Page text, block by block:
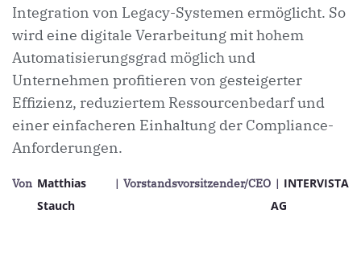
Integration von Legacy-Systemen ermöglicht. So
wird eine digitale Verarbeitung mit hohem
Automatisierungsgrad möglich und
Unternehmen profitieren von gesteigerter
Effizienz, reduziertem Ressourcenbedarf und
einer einfacheren Einhaltung der Compliance-
Anforderungen.
Von Matthias
Stauch
| Vorstandsvorsitzender/CEO | INTERVISTA
AG